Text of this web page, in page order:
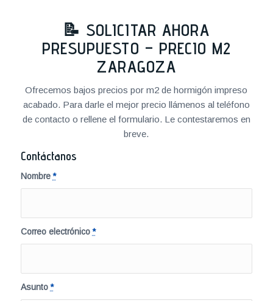
📝 SOLICITAR AHORA
PRESUPUESTO – PRECIO M2
ZARAGOZA
Ofrecemos bajos precios por m2 de hormigón impreso
acabado. Para darle el mejor precio llámenos al teléfono
de contacto o rellene el formulario. Le contestaremos en
breve.
Contáctanos
Nombre*
Correo electrónico*
Asunto*